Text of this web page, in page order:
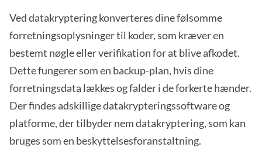
Ved datakryptering konverteres dine følsomme
forretningsoplysninger til koder, som kræver en
bestemt nøgle eller verifikation for at blive afkodet.
Dette fungerer som en backup-plan, hvis dine
forretningsdata lækkes og falder i de forkerte hænder.
Der findes adskillige datakrypteringssoftware og
platforme, der tilbyder nem datakryptering, som kan
bruges som en beskyttelsesforanstaltning.